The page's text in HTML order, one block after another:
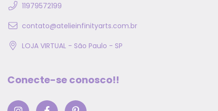
11979572199
contato@atelieinfinityarts.com.br
LOJA VIRTUAL - São Paulo - SP
Conecte-se conosco!!